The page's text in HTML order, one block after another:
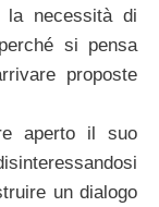
la necessità di
si pensa
proposte
aperto il suo
un dialogo